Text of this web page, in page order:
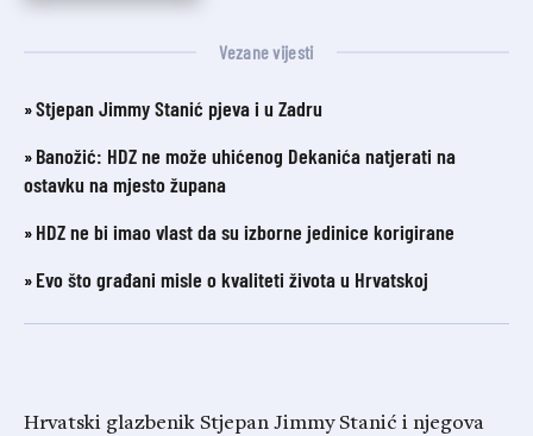
Vezane vijesti
Stjepan Jimmy Stanić pjeva i u Zadru
Banožić: HDZ ne može uhićenog Dekanića natjerati na
ostavku na mjesto župana
HDZ ne bi imao vlast da su izborne jedinice korigirane
Evo što građani misle o kvaliteti života u Hrvatskoj
Hrvatski glazbenik Stjepan Jimmy Stanić i njegova